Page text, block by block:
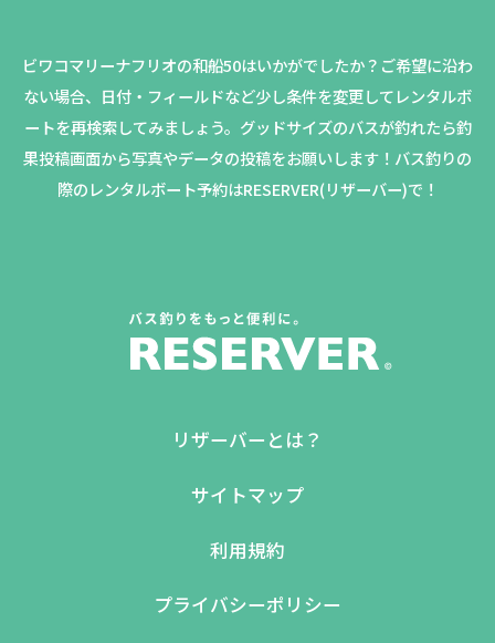
ビワコマリーナフリオの和船50はいかがでしたか？ ご希望に沿わ
ない場合、日付・フィールドなど少し条件を変更してレンタルボ
ートを再検索してみましょう。 グッドサイズのバスが釣れたら釣
果投稿画面から写真やデータの投稿をお願いします！バス釣りの
際のレンタルボート予約はRESERVER(リザーバー)で！
リザーバーとは？
サイトマップ
利用規約
プライバシーポリシー